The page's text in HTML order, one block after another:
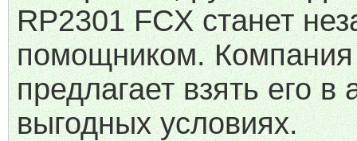
RP2301 FCX станет
помощником.
предлагает взять его в
выгодных условиях.